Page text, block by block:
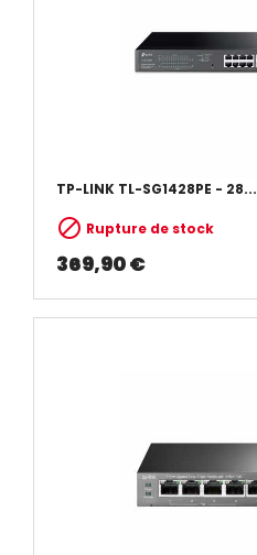
TP-LINK TL-SG1428PE - 28...
 Rupture de stock
369,90 €